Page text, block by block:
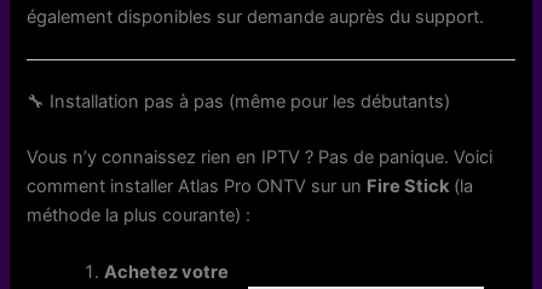
également disponibles sur demande auprès du support.
🔧 Installation pas à pas (même pour les débutants)
Vous n’y connaissez rien en IPTV ? Pas de panique. Voici
comment installer Atlas Pro ONTV sur un Fire Stick (la
méthode la plus courante) :
Achetez votre